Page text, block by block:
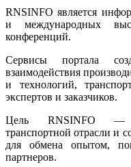
RNSINFO является
и международных
конференций.
Сервисы портала
взаимодействия
и технологий,
экспертов и заказчиков.
Цель RNSINFO —
транспортной отрасли и
для обмена опытом,
партнеров.